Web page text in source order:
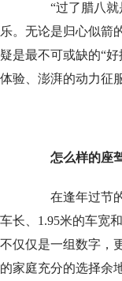
“过了腊八就是
乐。无论是归心似箭
疑是最不可或缺的“
体验、澎湃的动力征
怎么样的座
在逢年过节的
车长、1.95米的车宽
不仅仅是一组数字，
的家庭充分的选择余